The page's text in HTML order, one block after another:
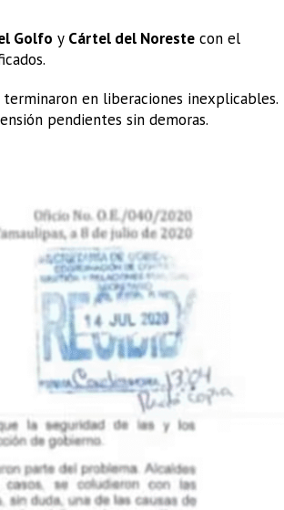
Golfo y Cártel del Noreste con el
en liberaciones inexplicables.
pendientes sin demoras.